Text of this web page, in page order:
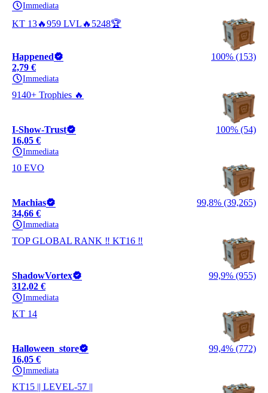
Immediata
KT 13🔥959 LVL🔥5248🏆
Happened
100% (153)
2,79 €
Immediata
9140+ Trophies 🔥
I-Show-Trust
100% (54)
16,05 €
Immediata
10 EVO
Machias
99,8% (39,265)
34,66 €
Immediata
TOP GLOBAL RANK ‼️ KT16 ‼️
ShadowVortex
99,9% (955)
312,02 €
Immediata
KT 14
Halloween_store
99,4% (772)
16,05 €
Immediata
KT15 || LEVEL-57 ||